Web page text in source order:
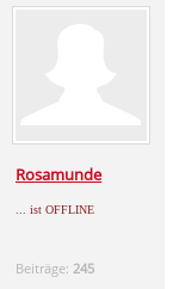
Rosamunde
... ist OFFLINE
Beiträge: 245